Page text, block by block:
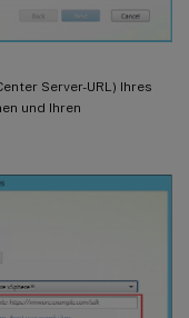
Server-URL) Ihres
und Ihren